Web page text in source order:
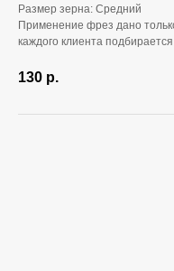
Размер зерна: Средний
Применение фрез дано
каждого клиента
130 р.